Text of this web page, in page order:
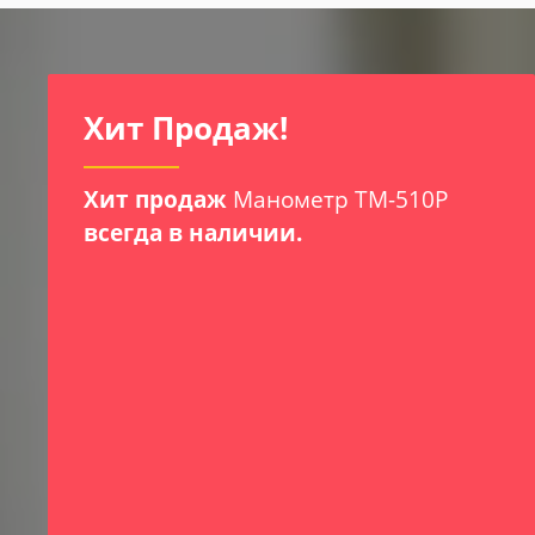
Хит Продаж!
Хит продаж Манометр ТМ-510Р
всегда в наличии.